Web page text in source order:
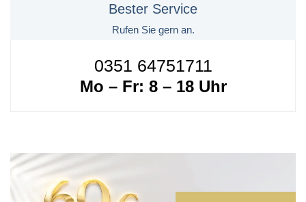
Bester Service
Rufen Sie gern an.
0351 64751711
Mo – Fr: 8 – 18 Uhr